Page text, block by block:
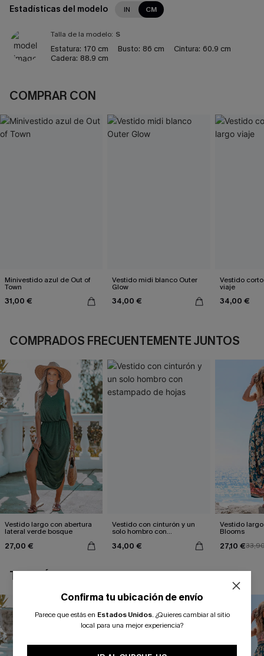
Estadísticas del modelo IN CM
Talla de la modelo: S
Estatura: 170 cm Busto: 86 cm Cintura: 60.9 cm
Cadera: 88.9 cm
COMPRAR CON
Minivestido azul de Out of
Town
31,00 €
Vestido midi blanco Outer
Glow
34,00 €
Vestido
viaje
34,00 €
COMPRADOS FRECUENTEMENTE JUNTOS
Vestido largo con abertura
lateral verde bosque
27,00 €
Vestido con cinturón y un
solo hombro con
34,00 €
Vestido
Blooms
27,10 €
TAMBIÉN TE PUEDE GUSTAR
Confirma tu ubicación de envío
Parece que estás en Estados Unidos. ¿Quieres cambiar al sitio
local para una mejor experiencia?